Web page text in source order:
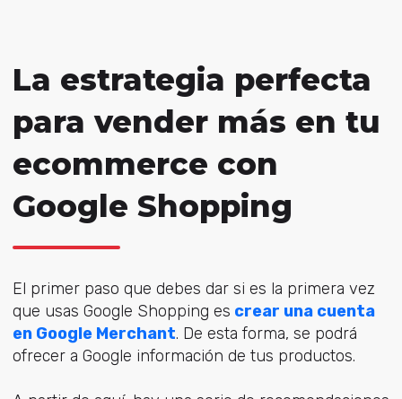
La estrategia perfecta
para vender más en tu
ecommerce con
Google Shopping
El primer paso que debes dar si es la primera vez
que usas Google Shopping es crear una cuenta
en Google Merchant. De esta forma, se podrá
ofrecer a Google información de tus productos.